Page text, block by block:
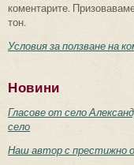
коментарите.
тон.
Условия за ползване на
Новини
Гласове от село
село
Наш автор с престижно